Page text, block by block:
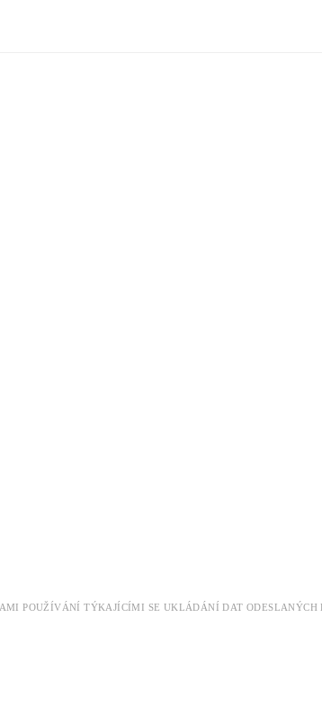
POUŽÍVÁNÍ TÝKAJÍCÍMI SE UKLÁDÁNÍ DAT ODESLANÝCH